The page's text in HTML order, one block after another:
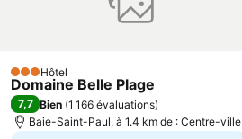
3 Étoiles
Hôtel
Domaine Belle Plage
7,7 Bien (1 166 évaluations)
Baie-Saint-Paul, à 1.4 km de : Centre-ville